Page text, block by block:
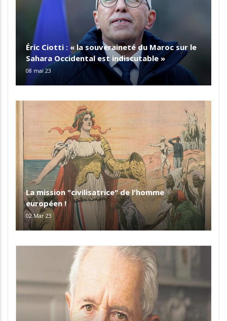
Éric Ciotti : « la souveraineté du Maroc sur le
Sahara Occidental est indiscutable »
08 mai 23
La mission "civilisatrice" de l'homme
européen !
02 Mar 23